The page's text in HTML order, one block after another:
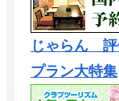
じゃらん 評
プラン大特集